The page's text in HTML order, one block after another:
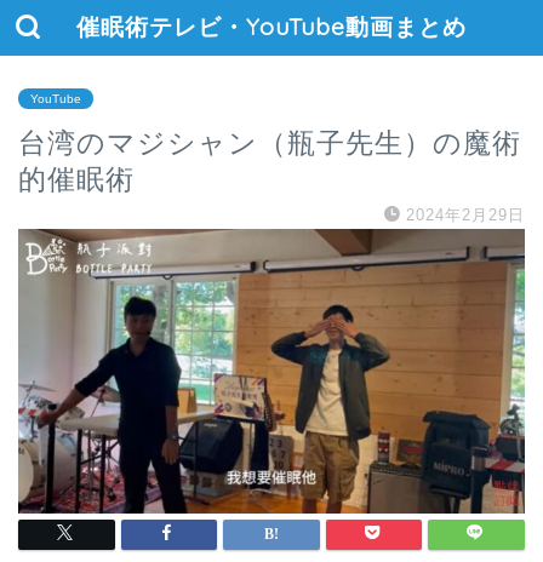
催眠術テレビ・YouTube動画まとめ
YouTube
台湾のマジシャン（瓶子先生）の魔術
的催眠術
2024年2月29日